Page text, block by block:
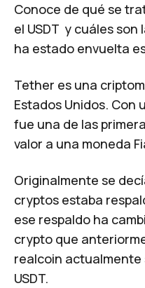
Conoce de qué se
el USDT y cuáles son
ha estado envuelta
Tether es una
Estados Unidos.
fue una de las
valor a una moneda
Originalmente se
cryptos estaba
ese respaldo ha
crypto que
realcoin actualmente
USDT.